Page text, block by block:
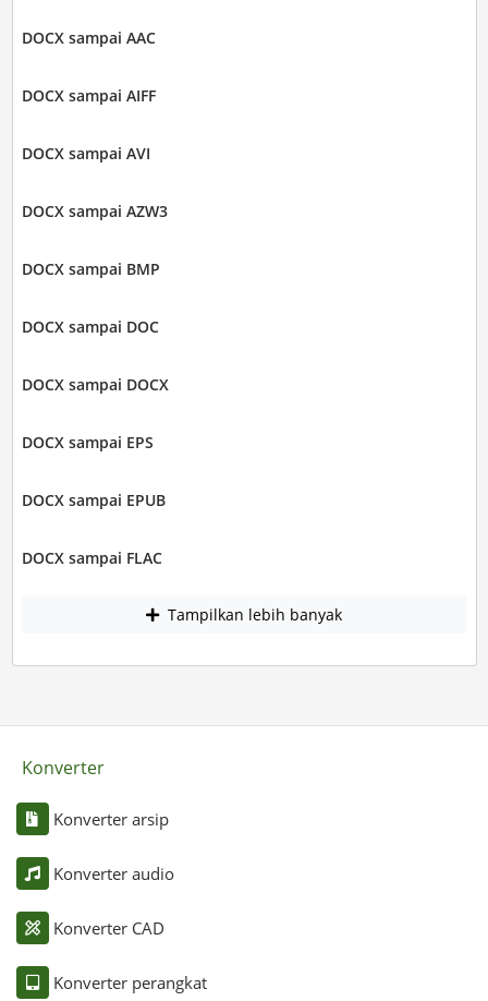
DOCX sampai AAC
DOCX sampai AIFF
DOCX sampai AVI
DOCX sampai AZW3
DOCX sampai BMP
DOCX sampai DOC
DOCX sampai DOCX
DOCX sampai EPS
DOCX sampai EPUB
DOCX sampai FLAC
Tampilkan lebih banyak
Konverter
Konverter arsip
Konverter audio
Konverter CAD
Konverter perangkat